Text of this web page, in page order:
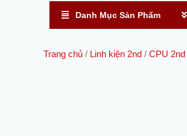
Danh Mục Sản Phẩm
Trang chủ / Linh kiện 2nd / CPU 2nd